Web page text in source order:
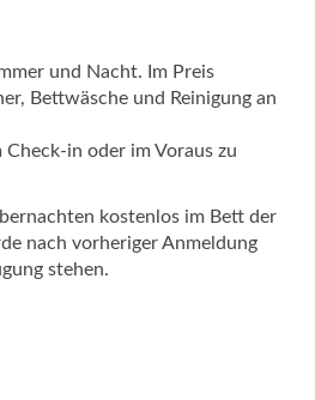
und Nacht. Im Preis
Bettwäsche und Reinigung an
in oder im Voraus zu
kostenlos im Bett der
nach vorheriger Anmeldung
stehen.